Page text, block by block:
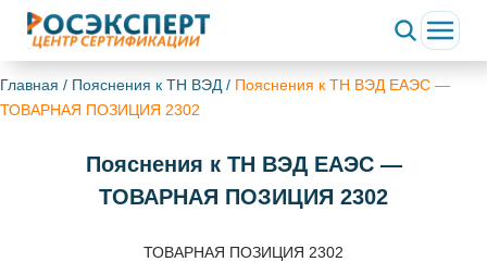
Главная / Пояснения к ТН ВЭД / Пояснения к ТН ВЭД ЕАЭС —
ТОВАРНАЯ ПОЗИЦИЯ 2302
Пояснения к ТН ВЭД ЕАЭС —
ТОВАРНАЯ ПОЗИЦИЯ 2302
ТОВАРНАЯ ПОЗИЦИЯ 2302